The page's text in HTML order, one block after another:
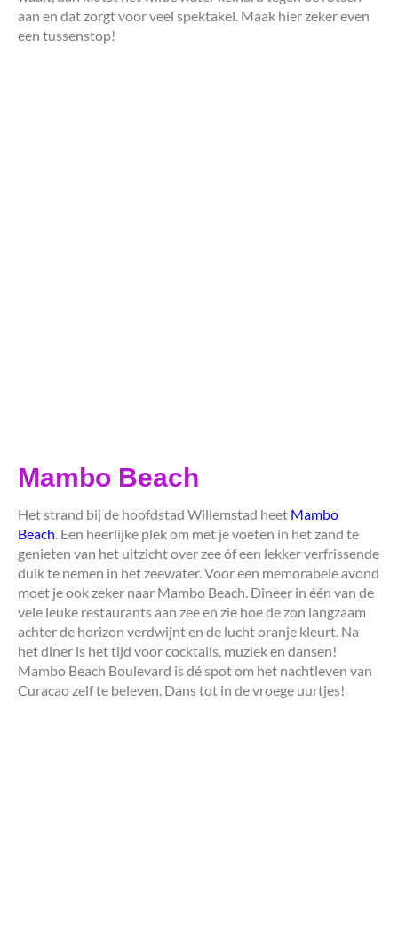
aan en dat zorgt voor veel spektakel. Maak hier zeker even
een tussenstop!
Mambo Beach
Het strand bij de hoofdstad Willemstad heet Mambo
Beach . Een heerlijke plek om met je voeten in het zand te
genieten van het uitzicht over zee óf een lekker verfrissende
duik te nemen in het zeewater. Voor een memorabele avond
moet je ook zeker naar Mambo Beach. Dineer in één van de
vele leuke restaurants aan zee en zie hoe de zon langzaam
achter de horizon verdwijnt en de lucht oranje kleurt. Na
het diner is het tijd voor cocktails, muziek en dansen!
Mambo Beach Boulevard is dé spot om het nachtleven van
Curacao zelf te beleven. Dans tot in de vroege uurtjes!